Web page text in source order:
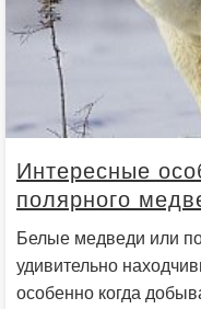
Интересные
полярного
Белые медведи или
удивительно
особенно когда